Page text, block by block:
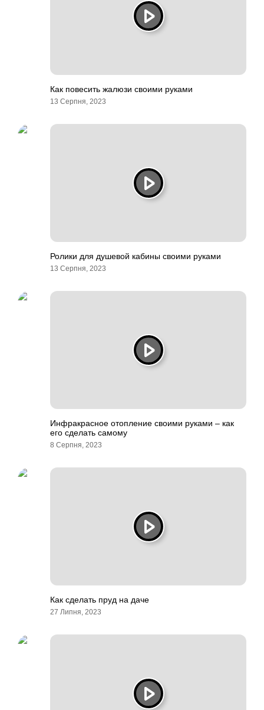
Как повесить жалюзи своими руками
13 Серпня, 2023
Ролики для душевой кабины своими руками
13 Серпня, 2023
Инфракрасное отопление своими руками – как
его сделать самому
8 Серпня, 2023
Как сделать пруд на даче
27 Липня, 2023